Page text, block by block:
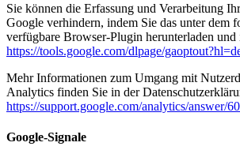
Sie können die Erfassung und Verarbeitung
Google verhindern, indem Sie das unter dem
verfügbare Browser-Plugin herunterladen und
https://tools.google.com/dlpage/
Mehr Informationen zum Umgang mit
Analytics finden Sie in der
https://support.google.com/analytics/answer/
Google-Signale